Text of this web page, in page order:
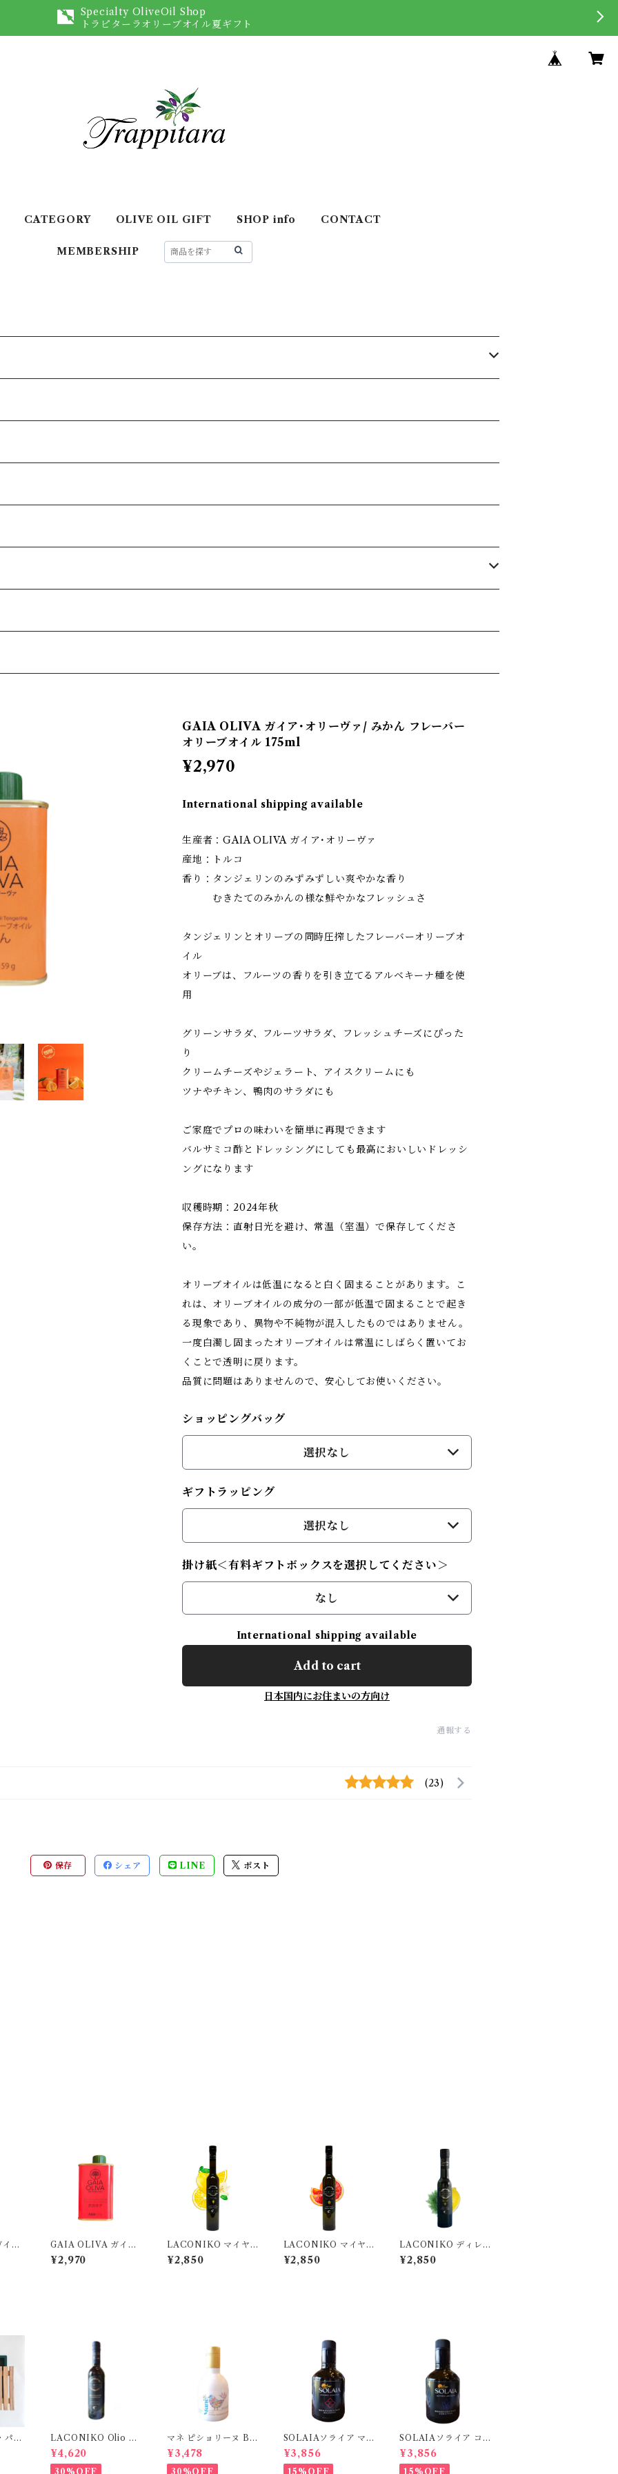
Specialty OliveOil Shop
トラピターラオリーブオイル夏ギフト
CATEGORY OLIVE OIL GIFT SHOP info CONTACT
MEMBERSHIP
GAIA OLIVA ガイア･オリーヴァ/ みかん フレーバー
オリーブオイル 175ml
¥2,970
International shipping available
生産者：GAIA OLIVA ガイア･オリーヴァ
産地：トルコ
香り：タンジェリンのみずみずしい爽やかな香り
むきたてのみかんの様な鮮やかなフレッシュさ
タンジェリンとオリーブの同時圧搾したフレーバーオリーブオ
イル
オリーブは、フルーツの香りを引き立てるアルベキーナ種を使
用
グリーンサラダ、フルーツサラダ、フレッシュチーズにぴった
り
クリームチーズやジェラート、アイスクリームにも
ツナやチキン、鴨肉のサラダにも
ご家庭でプロの味わいを簡単に再現できます
バルサミコ酢とドレッシングにしても最高においしいドレッシ
ングになります
収穫時期：2024年秋
保存方法：直射日光を避け、常温（室温）で保存してくださ
い。
オリーブオイルは低温になると白く固まることがあります。こ
れは、オリーブオイルの成分の一部が低温で固まることで起き
る現象であり、異物や不純物が混入したものではありません。
一度白濁し固まったオリーブオイルは常温にしばらく置いてお
くことで透明に戻ります。
品質に問題はありませんので、安心してお使いください。
ショッピングバッグ
選択なし
ギフトラッピング
選択なし
掛け紙＜有料ギフトボックスを選択してください＞
なし
International shipping available
Add to cart
日本国内にお住まいの方向け
通報する
(23)
保存 シェア LINE ポスト
ア･
GAIA OLIVA ガイア･
オリーヴァ/ 赤唐辛子
フレーバーオリーブオ
¥2,970
LACONIKO マイヤ
ーレモン フレーバーオ
リーブオイル 200ml
¥2,850
LACONIKO マイヤ
ーブラッドオレンジ フ
レーバーオリーブオイ
¥2,850
LACONIKO ディレ
モン オリーブオイル
（ディル＆レモン） 2
¥2,850
パン
LACONIKO Olio N
uovo オリオ・ヌオー
ヴォ 375ml
¥4,620
30%OFF
マネ ピショリーヌ BI
O 250ml
¥3,478
30%OFF
SOLAIAソライア マ
ウリーノ 250ml
¥3,856
15%OFF
SOLAIAソライア コ
ラティーナ 250ml
¥3,856
15%OFF